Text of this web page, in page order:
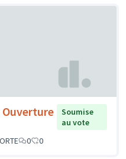
Soumise
au vote
0 0